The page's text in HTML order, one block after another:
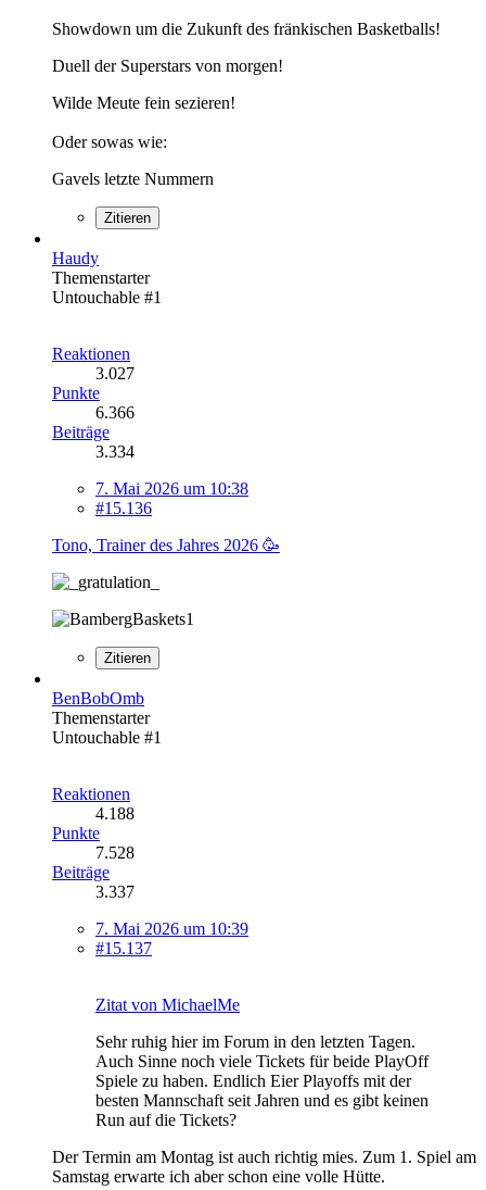
Showdown um die Zukunft des fränkischen Basketballs!
Duell der Superstars von morgen!
Wilde Meute fein sezieren!
Oder sowas wie:
Gavels letzte Nummern
Zitieren
Haudy
Themenstarter
Untouchable #1
Reaktionen
3.027
Punkte
6.366
Beiträge
3.334
7. Mai 2026 um 10:38
#15.136
Tono, Trainer des Jahres 2026 🥳
Zitieren
BenBobOmb
Themenstarter
Untouchable #1
Reaktionen
4.188
Punkte
7.528
Beiträge
3.337
7. Mai 2026 um 10:39
#15.137
Zitat von MichaelMe
Sehr ruhig hier im Forum in den letzten Tagen.
Auch Sinne noch viele Tickets für beide PlayOff
Spiele zu haben. Endlich Eier Playoffs mit der
besten Mannschaft seit Jahren und es gibt keinen
Run auf die Tickets?
Der Termin am Montag ist auch richtig mies. Zum 1. Spiel am
Samstag erwarte ich aber schon eine volle Hütte.